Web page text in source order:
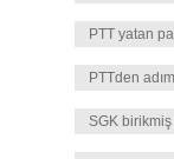
PTT yatan
PTTden
SGK birikmiş